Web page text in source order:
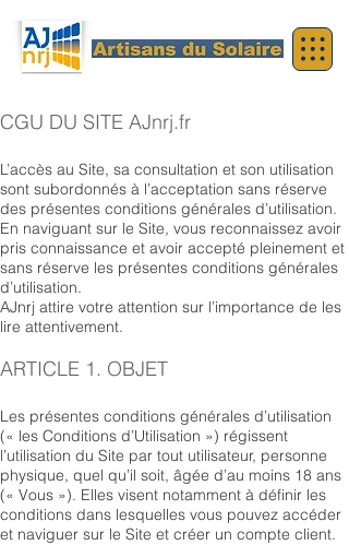
CGU DU SITE AJnrj.fr
L’accès au Site, sa consultation et son utilisation
sont subordonnés à l’acceptation sans réserve
des présentes conditions générales d’utilisation.
En naviguant sur le Site, vous reconnaissez avoir
pris connaissance et avoir accepté pleinement et
sans réserve les présentes conditions générales
d’utilisation.
AJnrj attire votre attention sur l’importance de les
lire attentivement.
ARTICLE 1. OBJET
Les présentes conditions générales d’utilisation
(« les Conditions d’Utilisation ») régissent
l’utilisation du Site par tout utilisateur, personne
physique, quel qu’il soit, âgée d’au moins 18 ans
(« Vous »). Elles visent notamment à définir les
conditions dans lesquelles vous pouvez accéder
et naviguer sur le Site et créer un compte client.